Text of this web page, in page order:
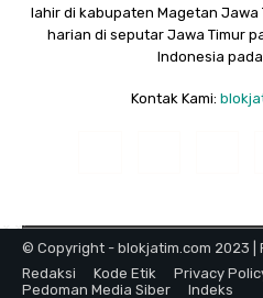
lahir di kabupaten Magetan Jawa
harian di seputar Jawa Timur
Indonesia pada
Kontak Kami:
© Copyright - blokjatim.com 2023 |
Redaksi
Kode Etik Privacy
Pedoman Media Siber
Indeks